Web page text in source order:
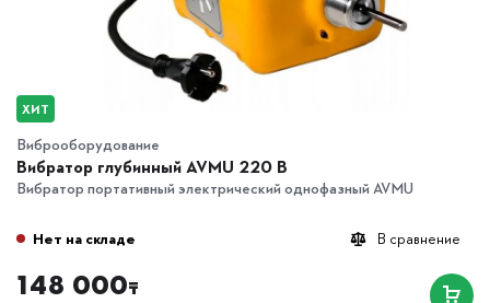
ХИТ
Виброоборудование
Вибратор глубинный AVMU 220 B
Вибратор портативный электрический однофазный AVMU
В сравнение
Нет на складе
148 000₸